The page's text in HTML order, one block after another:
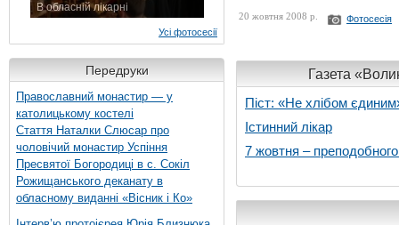
В обласній лікарні
Усі фотосесії
Передруки
Православний монастир — у
католицькому костелі
Стаття Наталки Слюсар про
чоловічий монастир Успіння
Пресвятої Богородиці в с. Сокіл
Рожищанського деканату в
обласному виданні «Вісник і Ко»
20 жовтня 2008 р. Фотосесія
Газета
Піст: «Не хлібом
Істинний лікар
7 жовтня –